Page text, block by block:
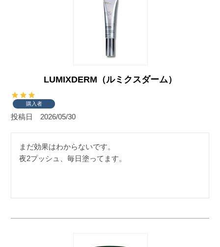
LUMIXDERM（ルミクスダーム）
購入者
投稿日 2026/05/30
まだ効果はわからないです。
夜2プッシュ、毎日塗ってます。